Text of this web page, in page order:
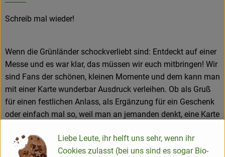
Schreib mal wieder!
Wenn die Grünländer schockverliebt sind: Entdeckt auf einer
Messe und es war klar, das müssen wir euch mitbringen! Wir
sind Fans der schönen, kleinen Momente und dem kann man
mit einer Karte wunderbar Ausdruck verleihen. Ob als Gruß
für einen festlichen Anlass, als Ergänzung für ein Geschenk
oder einfach mal so, weil man an jemanden denkt, eine Karte
Briefumschläge in der passenden Größe, da die Karten etwas
größer sind als normal.
Liebe Leute, ihr helft uns sehr, wenn ihr
Cookies zulasst (bei uns sind es sogar Bio-